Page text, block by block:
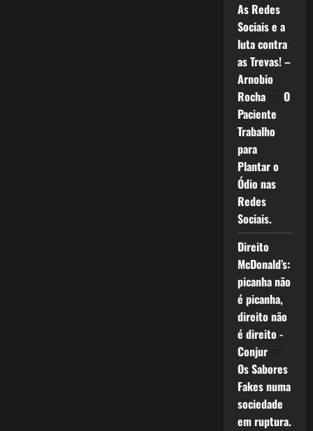
As Redes
Sociais e a
luta contra
as Trevas! –
Arnobio
Rochaem O
Paciente
Trabalho
para
Plantar o
Ódio nas
Redes
Sociais.
Direito
McDonald’s:
picanha não
é picanha,
direito não
é direito -
Conjurem
Os Sabores
Fakes numa
sociedade
em ruptura.